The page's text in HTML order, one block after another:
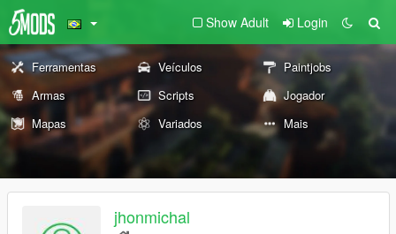
Show Adult Login
Ferramentas Veículos
Paintjobs
Armas
Scripts
Jogador
Mapas
Variados Mais
jhonmichal